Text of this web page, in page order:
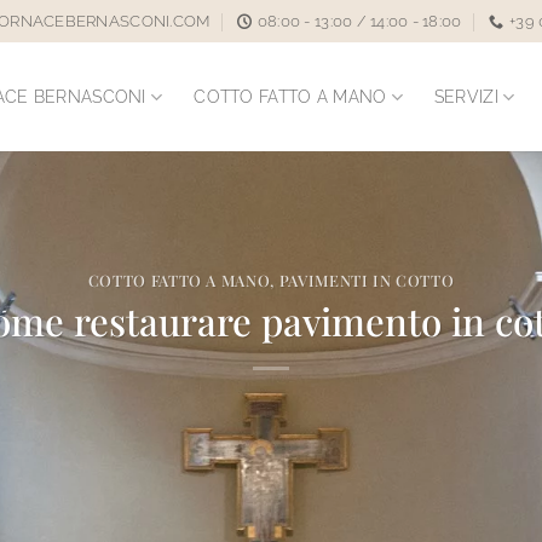
08:00 - 13:00 / 14:00 - 18:00 +39
BERNASCONI COTTO FATTO A MANO SERVIZI
COTTO FATTO A MANO, PAVIMENTI IN COTTO
restaurare pavimento in